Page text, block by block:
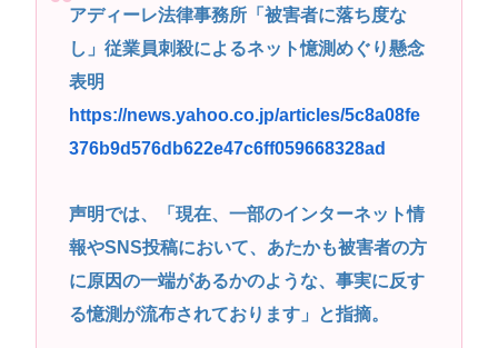
アディーレ法律事務所「被害者に落ち度な
し」従業員刺殺によるネット憶測めぐり懸念
表明
https://news.yahoo.co.jp/articles/5c8a08fe
376b9d576db622e47c6ff059668328ad
声明では、「現在、一部のインターネット情
報やSNS投稿において、あたかも被害者の方
に原因の一端があるかのような、事実に反す
る憶測が流布されております」と指摘。